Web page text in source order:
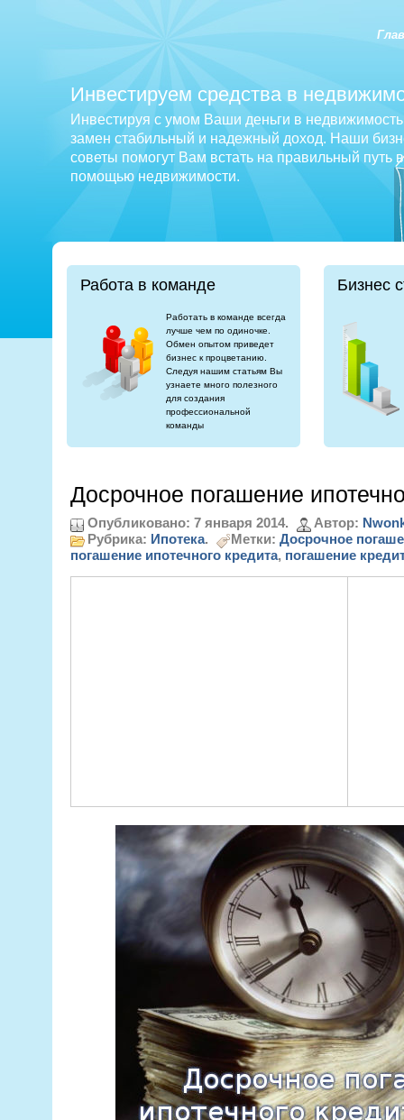
Инвестируем средства в
Инвестируя с умом Ваши деньги в
замен стабильный и надежный доход. Наши
советы помогут Вам встать на правильный путь
помощью недвижимости.
Работа в команде
Работать в команде всегда
лучше чем по одиночке.
Обмен опытом приведет
бизнес к процветанию.
Следуя нашим статьям Вы
узнаете много полезного
для создания
профессиональной
команды
Бизнес
Досрочное погашение
Опубликовано: 7 января 2014. Автор:
Рубрика: Ипотека. Метки: Досрочное
погашение ипотечного кредита, погашение